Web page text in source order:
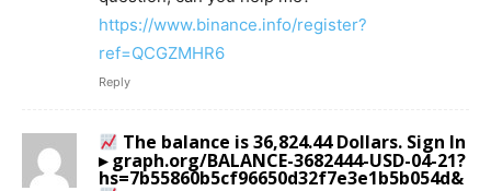
https://www.binance.info/register?
ref=QCGZMHR6
Reply
The balance is 36,824.44 Dollars. Sign In
▸ graph.org/BALANCE-3682444-USD-04-21?
hs=7b55860b5cf96650d32f7e3e1b5b054d&